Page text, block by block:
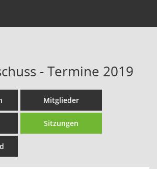
- Termine 2019
Mitglieder
Sitzungen